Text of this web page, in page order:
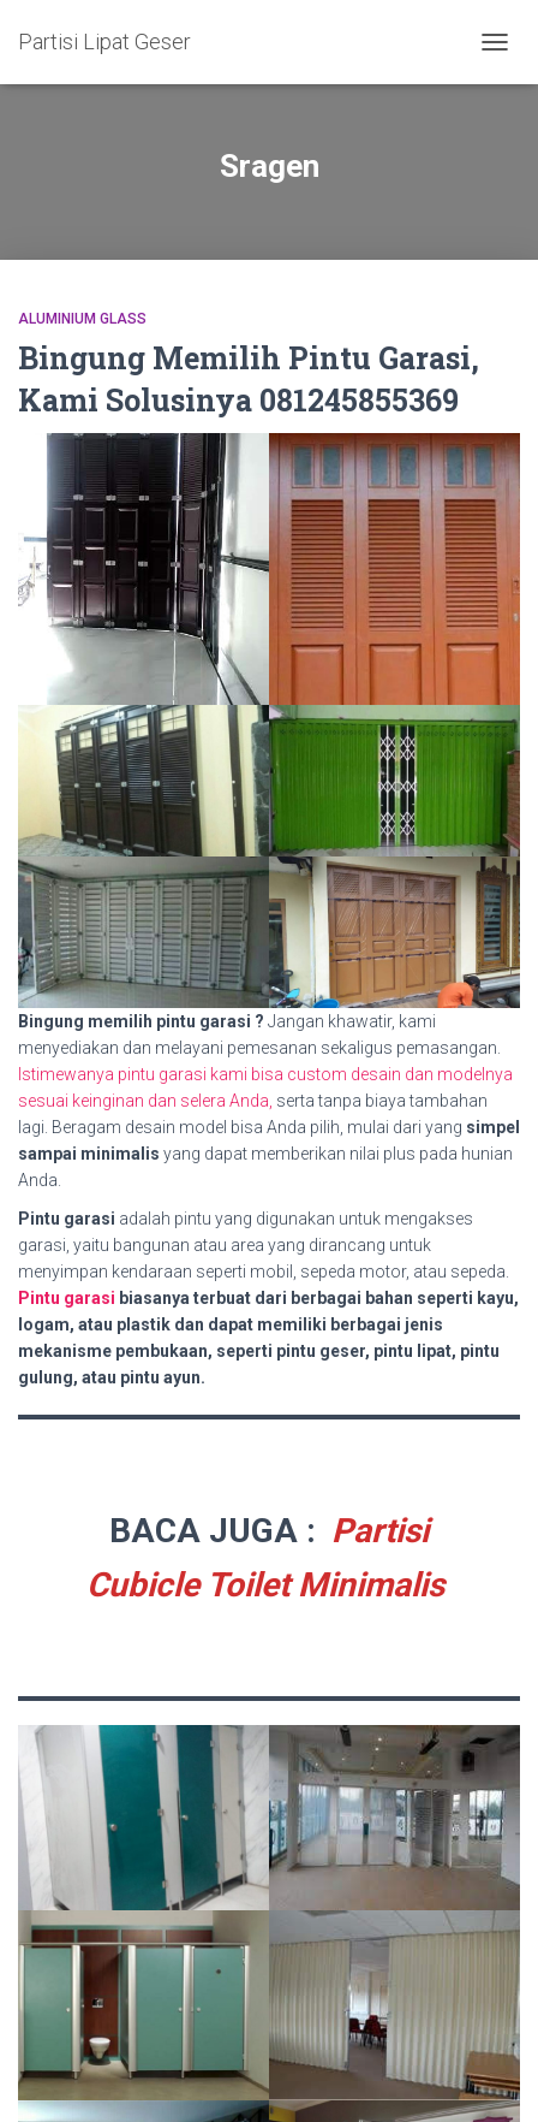
Partisi Lipat Geser
Sragen
ALUMINIUM GLASS
Bingung Memilih Pintu Garasi,
Kami Solusinya 081245855369
Bingung memilih pintu garasi ? Jangan khawatir, kami
menyediakan dan melayani pemesanan sekaligus pemasangan.
Istimewanya pintu garasi kami bisa custom desain dan modelnya
sesuai keinginan dan selera Anda, serta tanpa biaya tambahan
lagi. Beragam desain model bisa Anda pilih, mulai dari yang simpel
sampai minimalis yang dapat memberikan nilai plus pada hunian
Anda.
Pintu garasi adalah pintu yang digunakan untuk mengakses
garasi, yaitu bangunan atau area yang dirancang untuk
menyimpan kendaraan seperti mobil, sepeda motor, atau sepeda.
Pintu garasi biasanya terbuat dari berbagai bahan seperti kayu,
logam, atau plastik dan dapat memiliki berbagai jenis
mekanisme pembukaan, seperti pintu geser, pintu lipat, pintu
gulung, atau pintu ayun.
BACA JUGA : Partisi
Cubicle Toilet Minimalis